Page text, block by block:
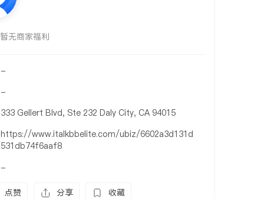
暂无商家福利
-
-
333 Gellert Blvd, Ste 232 Daly City, CA 94015
https://www.italkbbelite.com/ubiz/6602a3d131d
531db74f6aaf8
-
点赞 分享 收藏